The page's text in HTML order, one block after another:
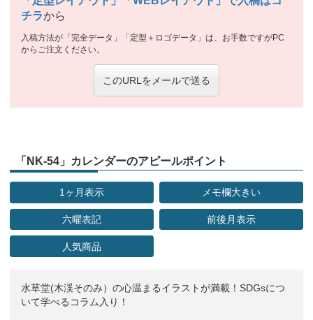
チラから
入稿方法が「完全データ」「定型＋ロゴデータ」は、お手数ですがPC
からご注文ください。
このURLをメールで送る
「NK-54」カレンダーのアピールポイント
1ヶ月表示 メモ欄大きい
六曜表記 前後月表示
人気商品
水草堂(木渓そのみ）の心温まるイラストが満載！SDGsにつ
いて学べるコラム入り！